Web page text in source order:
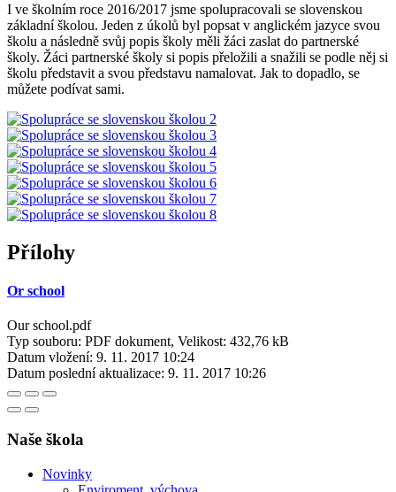
I ve školním roce 2016/2017 jsme spolupracovali se slovenskou
základní školou. Jeden z úkolů byl popsat v anglickém jazyce svou
školu a následně svůj popis školy měli žáci zaslat do partnerské
školy. Žáci partnerské školy si popis přeložili a snažili se podle něj si
školu představit a svou představu namalovat. Jak to dopadlo, se
můžete podívat sami.
Přílohy
Or school
Our school.pdf
Typ souboru: PDF dokument, Velikost: 432,76 kB
Datum vložení: 9. 11. 2017 10:24
Datum poslední aktualizace: 9. 11. 2017 10:26
Naše škola
Novinky